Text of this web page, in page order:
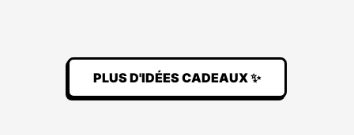
PLUS D'IDÉES CADEAUX ✨